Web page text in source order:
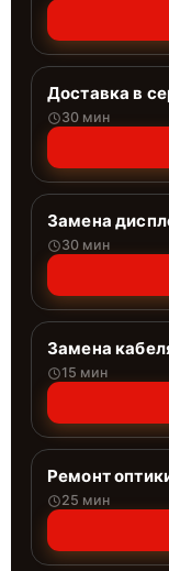
Доставка в
30 мин
Замена
30 мин
Замена
15 мин
Ремонт
25 мин